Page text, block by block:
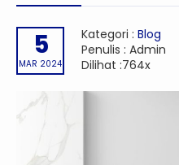
5
MAR 2024
Kategori : Blog
Penulis : Admin
Dilihat :764x